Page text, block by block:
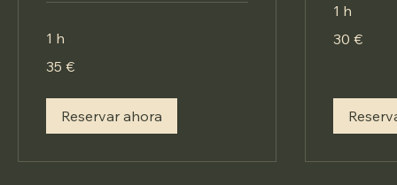
1 h
euros
35 €
Reservar ahora
1 h
euros
30 €